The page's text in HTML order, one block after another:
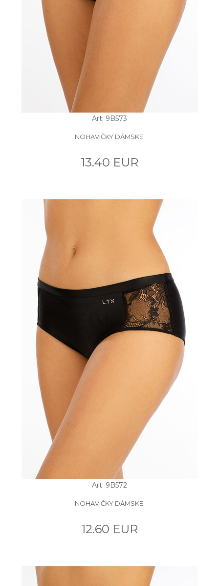
Art: 9B573
NOHAVIČKY DÁMSKE.
13.40 EUR
Art: 9B572
NOHAVIČKY DÁMSKE.
12.60 EUR